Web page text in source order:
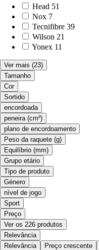
Head 51
Nox 7
Tecnifibre 39
Wilson 21
Yonex 11
Ver mais (23)
Tamanho
Cor
Sortido
encordoada
peneira (cm²)
plano de encordoamento
Peso da raquete (g)
Equilíbrio (mm)
Grupo etário
Tipo de produto
Género
nível de jogo
Sport
Preço
Ver os 226 produtos
Relevância
Relevância
Preço crescente